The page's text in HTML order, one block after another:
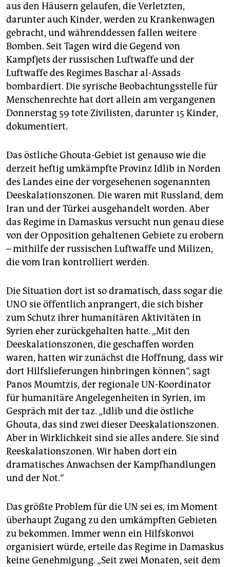
aus den Häusern gelaufen, die Verletzten,
darunter auch Kinder, werden zu Krankenwagen
gebracht, und währenddessen fallen weitere
Bomben. Seit Tagen wird die Gegend von
Kampfjets der russischen Luftwaffe und der
Luftwaffe des Regimes Baschar al-Assads
bombardiert. Die syrische Beobachtungsstelle für
Menschenrechte hat dort allein am vergangenen
Donnerstag 59 tote Zivilisten, darunter 15 Kinder,
dokumentiert.
Das östliche Ghouta-Gebiet ist genauso wie die
derzeit heftig umkämpfte Provinz Idlib in Norden
des Landes eine der vorgesehenen sogenannten
Deeskalationszonen. Die waren mit Russland, dem
Iran und der Türkei ausgehandelt worden. Aber
das Regime in Damaskus versucht nun genau diese
von der Opposition gehaltenen Gebiete zu erobern
– mithilfe der russischen Luftwaffe und Milizen,
die vom Iran kontrolliert werden.
Die Situation dort ist so dramatisch, dass sogar die
UNO sie öffentlich anprangert, die sich bisher
zum Schutz ihrer humanitären Aktivitäten in
Syrien eher zurückgehalten hatte. „Mit den
Deeskalationszonen, die geschaffen worden
waren, hatten wir zunächst die Hoffnung, dass wir
dort Hilfslieferungen hinbringen können“, sagt
Panos Moumtzis, der regionale UN-Koordinator
für humanitäre Angelegenheiten in Syrien, im
Gespräch mit der taz. „Idlib und die östliche
Ghouta, das sind zwei dieser Deeskalationszonen.
Aber in Wirklichkeit sind sie alles andere. Sie sind
Reeskalationszonen. Wir haben dort ein
dramatisches Anwachsen der Kampfhandlungen
und der Not.“
Das größte Problem für die UN sei es, im Moment
überhaupt Zugang zu den umkämpften Gebieten
zu bekommen. Immer wenn ein Hilfskonvoi
organisiert würde, erteile das Regime in Damaskus
keine Genehmigung. „Seit zwei Monaten, seit dem